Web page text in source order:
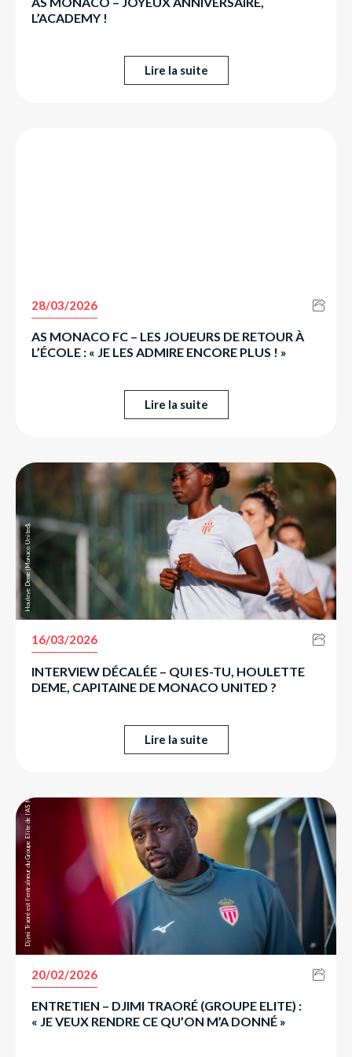
L’ACADEMY !
Lire la suite
28/03/2026
AS MONACO FC – LES JOUEURS DE RETOUR À
L’ÉCOLE : « JE LES ADMIRE ENCORE PLUS ! »
Lire la suite
Houleye Deme (Monaco United).
16/03/2026
INTERVIEW DÉCALÉE – QUI ES-TU, HOULETTE
DEME, CAPITAINE DE MONACO UNITED ?
Lire la suite
Djimi Traoré est l’entraîneur du Groupe Elite de l’AS Monaco depuis l’été 2024.
20/02/2026
ENTRETIEN – DJIMI TRAORÉ (GROUPE ELITE) :
« JE VEUX RENDRE CE QU’ON M’A DONNÉ »